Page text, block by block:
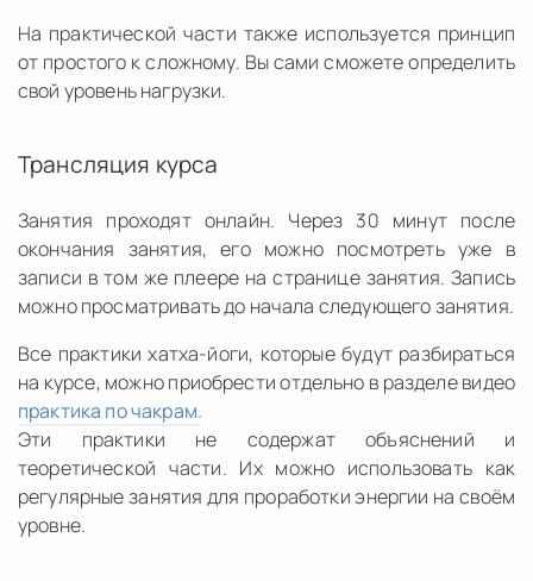
На практической части также используется принцип
от простого к сложному. Вы сами сможете определить
свой уровень нагрузки.
Трансляция курса
Занятия проходят онлайн. Через 30 минут после
окончания занятия, его можно посмотреть уже в
записи в том же плеере на странице занятия. Запись
можно просматривать до начала следующего занятия.
Все практики хатха-йоги, которые будут разбираться
на курсе, можно приобрести отдельно в разделе видео
практика по чакрам.
Эти практики не содержат объяснений и
теоретической части. Их можно использовать как
регулярные занятия для проработки энергии на своём
уровне.